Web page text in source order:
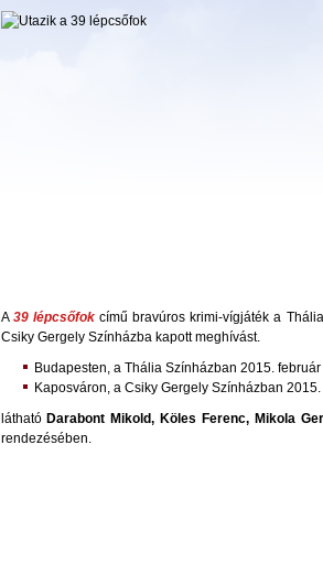
A 39 lépcsőfok című bravúros krimi-vígjáték a
Csiky Gergely Színházba kapott meghívást.
Budapesten, a Thália Színházban 2015.
Kaposváron, a Csiky Gergely Színházban
látható Darabont Mikold, Köles Ferenc, Mikola
rendezésében.